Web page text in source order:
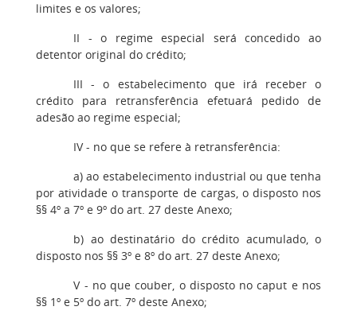
limites e os valores;
II - o regime especial será concedido ao
detentor original do crédito;
III - o estabelecimento que irá receber o
crédito para retransferência efetuará pedido de
adesão ao regime especial;
IV - no que se refere à retransferência:
a) ao estabelecimento industrial ou que tenha
por atividade o transporte de cargas, o disposto nos
§§ 4º a 7º e 9º do art. 27 deste Anexo;
b) ao destinatário do crédito acumulado, o
disposto nos §§ 3º e 8º do art. 27 deste Anexo;
V - no que couber, o disposto no caput e nos
§§ 1º e 5º do art. 7º deste Anexo;